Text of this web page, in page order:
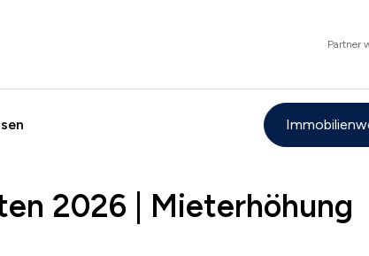
Partner
2026 | Mieterhöhung